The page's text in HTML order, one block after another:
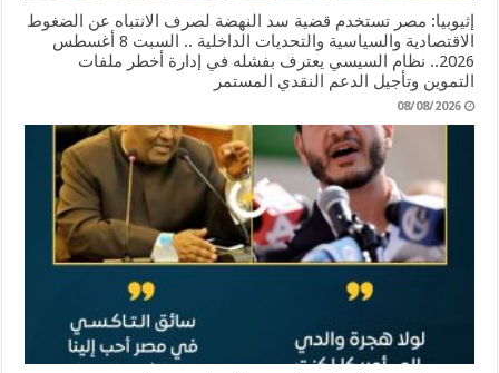
إثيوبيا: مصر تستخدم قضية سد النهضة لصرف الانتباه عن الضغوط
الاقتصادية والسياسية والتحديات الداخلية .. السبت 8 أغسطس
2026.. نظام السيسي يعترف بفشله في إدارة أخطر ملفات
التموين وتأجيل الدعم النقدي المستمر
08/08/2026